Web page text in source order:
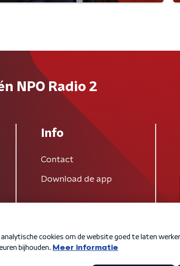
NPO Radio 2
Info
Contact
Download de app